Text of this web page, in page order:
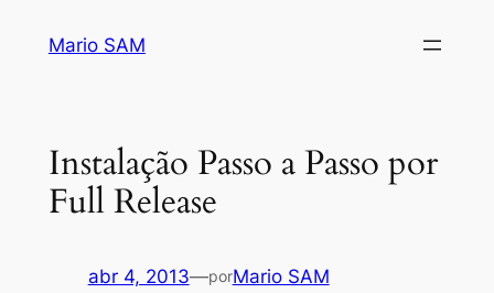
Mario SAM
Instalação Passo a Passo por
Full Release
abr 4, 2013—porMario SAM